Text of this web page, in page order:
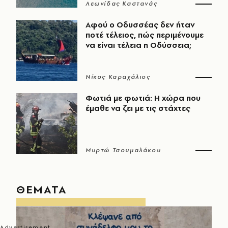
Λεωνίδας Καστανάς
Αφού ο Οδυσσέας δεν ήταν
ποτέ τέλειος, πώς περιμένουμε
να είναι τέλεια η Οδύσσεια;
Νίκος Καραχάλιος
Φωτιά με φωτιά: Η χώρα που
έμαθε να ζει με τις στάχτες
Μυρτώ Τσουμαλάκου
ΘΕΜΑΤΑ